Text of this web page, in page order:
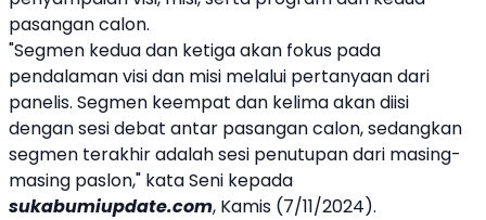
pasangan calon.
"Segmen kedua dan ketiga akan fokus pada
pendalaman visi dan misi melalui pertanyaan dari
panelis. Segmen keempat dan kelima akan diisi
dengan sesi debat antar pasangan calon, sedangkan
segmen terakhir adalah sesi penutupan dari masing-
masing paslon," kata Seni kepada
sukabumiupdate.com, Kamis (7/11/2024).